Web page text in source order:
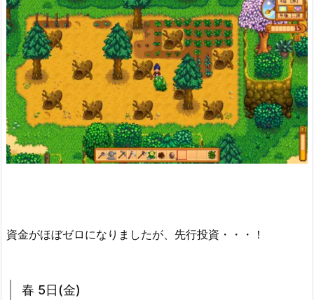
資金がほぼゼロになりましたが、先行投資・・・！
春 5日(金)